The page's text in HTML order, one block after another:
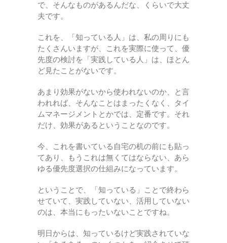
で、そんなものがあるんだな、くらいで大丈
夫です。
これを、「知っている人」は、私の周りにも
たくさんいますが、これを実際に使って、優
先度の検討を「実践している人」は、ほとん
ど見たことがないです。
あまり効果がないから使われないのか、と言
われれば、そんなことはまったくなく、タイ
ムマネージメントとかでは、定番です。それ
だけ、効果があるということなのです。
今、これを書いている自宅の机の前にも貼っ
てあり、もうこれは無くてはならない、あら
ゆる優先度選択の仕組みになっています。
ということで、「知っている」ことで終わら
せていて、実践していない、活用していない
のは、本当にもったいないことですね。
明日からは、知っているけど実践されていな